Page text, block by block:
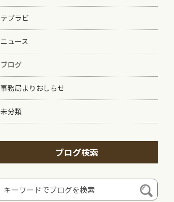
テブラビ
ニュース
ブログ
事務局よりおしらせ
未分類
ブログ検索